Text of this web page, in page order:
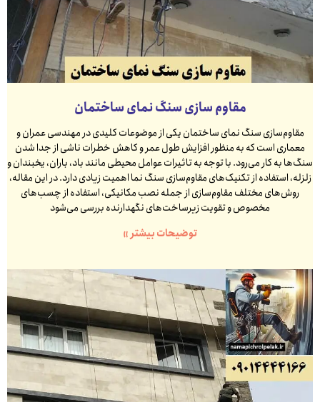
مقاوم سازی سنگ نمای ساختمان
مقاوم‌سازی سنگ نمای ساختمان یکی از موضوعات کلیدی در مهندسی عمران و
معماری است که به منظور افزایش طول عمر و کاهش خطرات ناشی از جدا شدن
سنگ‌ها به کار می‌رود. با توجه به تاثیرات عوامل محیطی مانند باد، باران، یخبندان و
زلزله، استفاده از تکنیک‌های مقاوم‌سازی سنگ نما اهمیت زیادی دارد. در این مقاله،
روش‌های مختلف مقاوم‌سازی از جمله نصب مکانیکی، استفاده از چسب‌های
مخصوص و تقویت زیرساخت‌های نگهدارنده بررسی می‌شود
توضیحات بیشتر »